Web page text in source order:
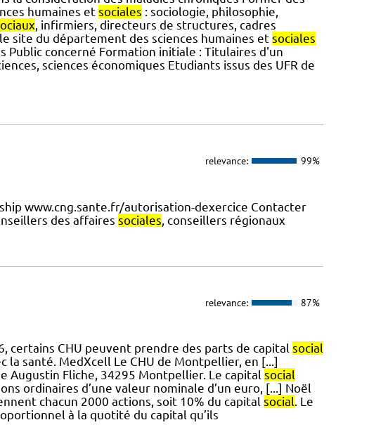
humaines et sociales : sociologie, philosophie,
, infirmiers, directeurs de structures, cadres
site du département des sciences humaines et sociales
Public concerné Formation initiale : Titulaires d'un
sciences économiques Etudiants issus des UFR de
relevance: 99%
www.cng.sante.fr/autorisation-dexercice Contacter
des affaires sociales, conseillers régionaux
relevance: 87%
certains CHU peuvent prendre des parts de capital social
santé. MedXcell Le CHU de Montpellier, en [...]
Augustin Fliche, 34295 Montpellier. Le capital social
ordinaires d’une valeur nominale d’un euro, [...] Noël
chacun 2000 actions, soit 10% du capital social. Le
à la quotité du capital qu’ils